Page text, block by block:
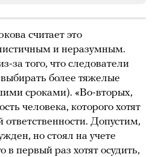
считает это
и неразумным.
за того, что следователи
более тяжелые
сроками). «Во-вторых,
человека, которого хотят
ответственности. Допустим,
но стоял на учете
в первый раз хотят осудить,